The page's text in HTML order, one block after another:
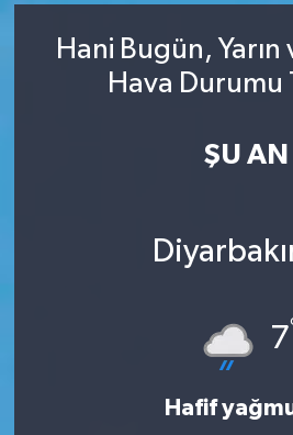
Hani Bugün, Yarın
Hava Durumu
ŞU AN
7
Hafif
Siyaset
Süper Lig Puan Durumu ve
Son Dakika Haberleri